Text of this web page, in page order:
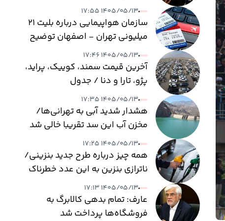
۱۴۰۵/۰۵/۱۳ ۱۷:۵۵
سازمان هواپیمایی درباره بلیت ۲۱
میلیونی تهران - اصفهان توضیح
داد۱۴۰۵/۰۵/۱۳ ۱۷:۴۶
آخرین قیمت سمند، کوییک، پراید،
پژو، تارا و دنا / جدول
۱۴۰۵/۰۵/۱۳ ۱۷:۳۵
هشدار شدید آبی به تهرانی‌ها/
مخزن آب این سد تقریبا خالی شد
۱۴۰۵/۰۵/۱۳ ۱۷:۲۵
همه چیز درباره طرح جدید بنزینی/
ناترازی بنزین به این عدد خطرناک
می‌رسد
۱۴۰۵/۰۵/۱۳ ۱۷:۱۳
عارف: تمام بدهی کالابرگ به
فروشگاه‌ها پرداخت شد